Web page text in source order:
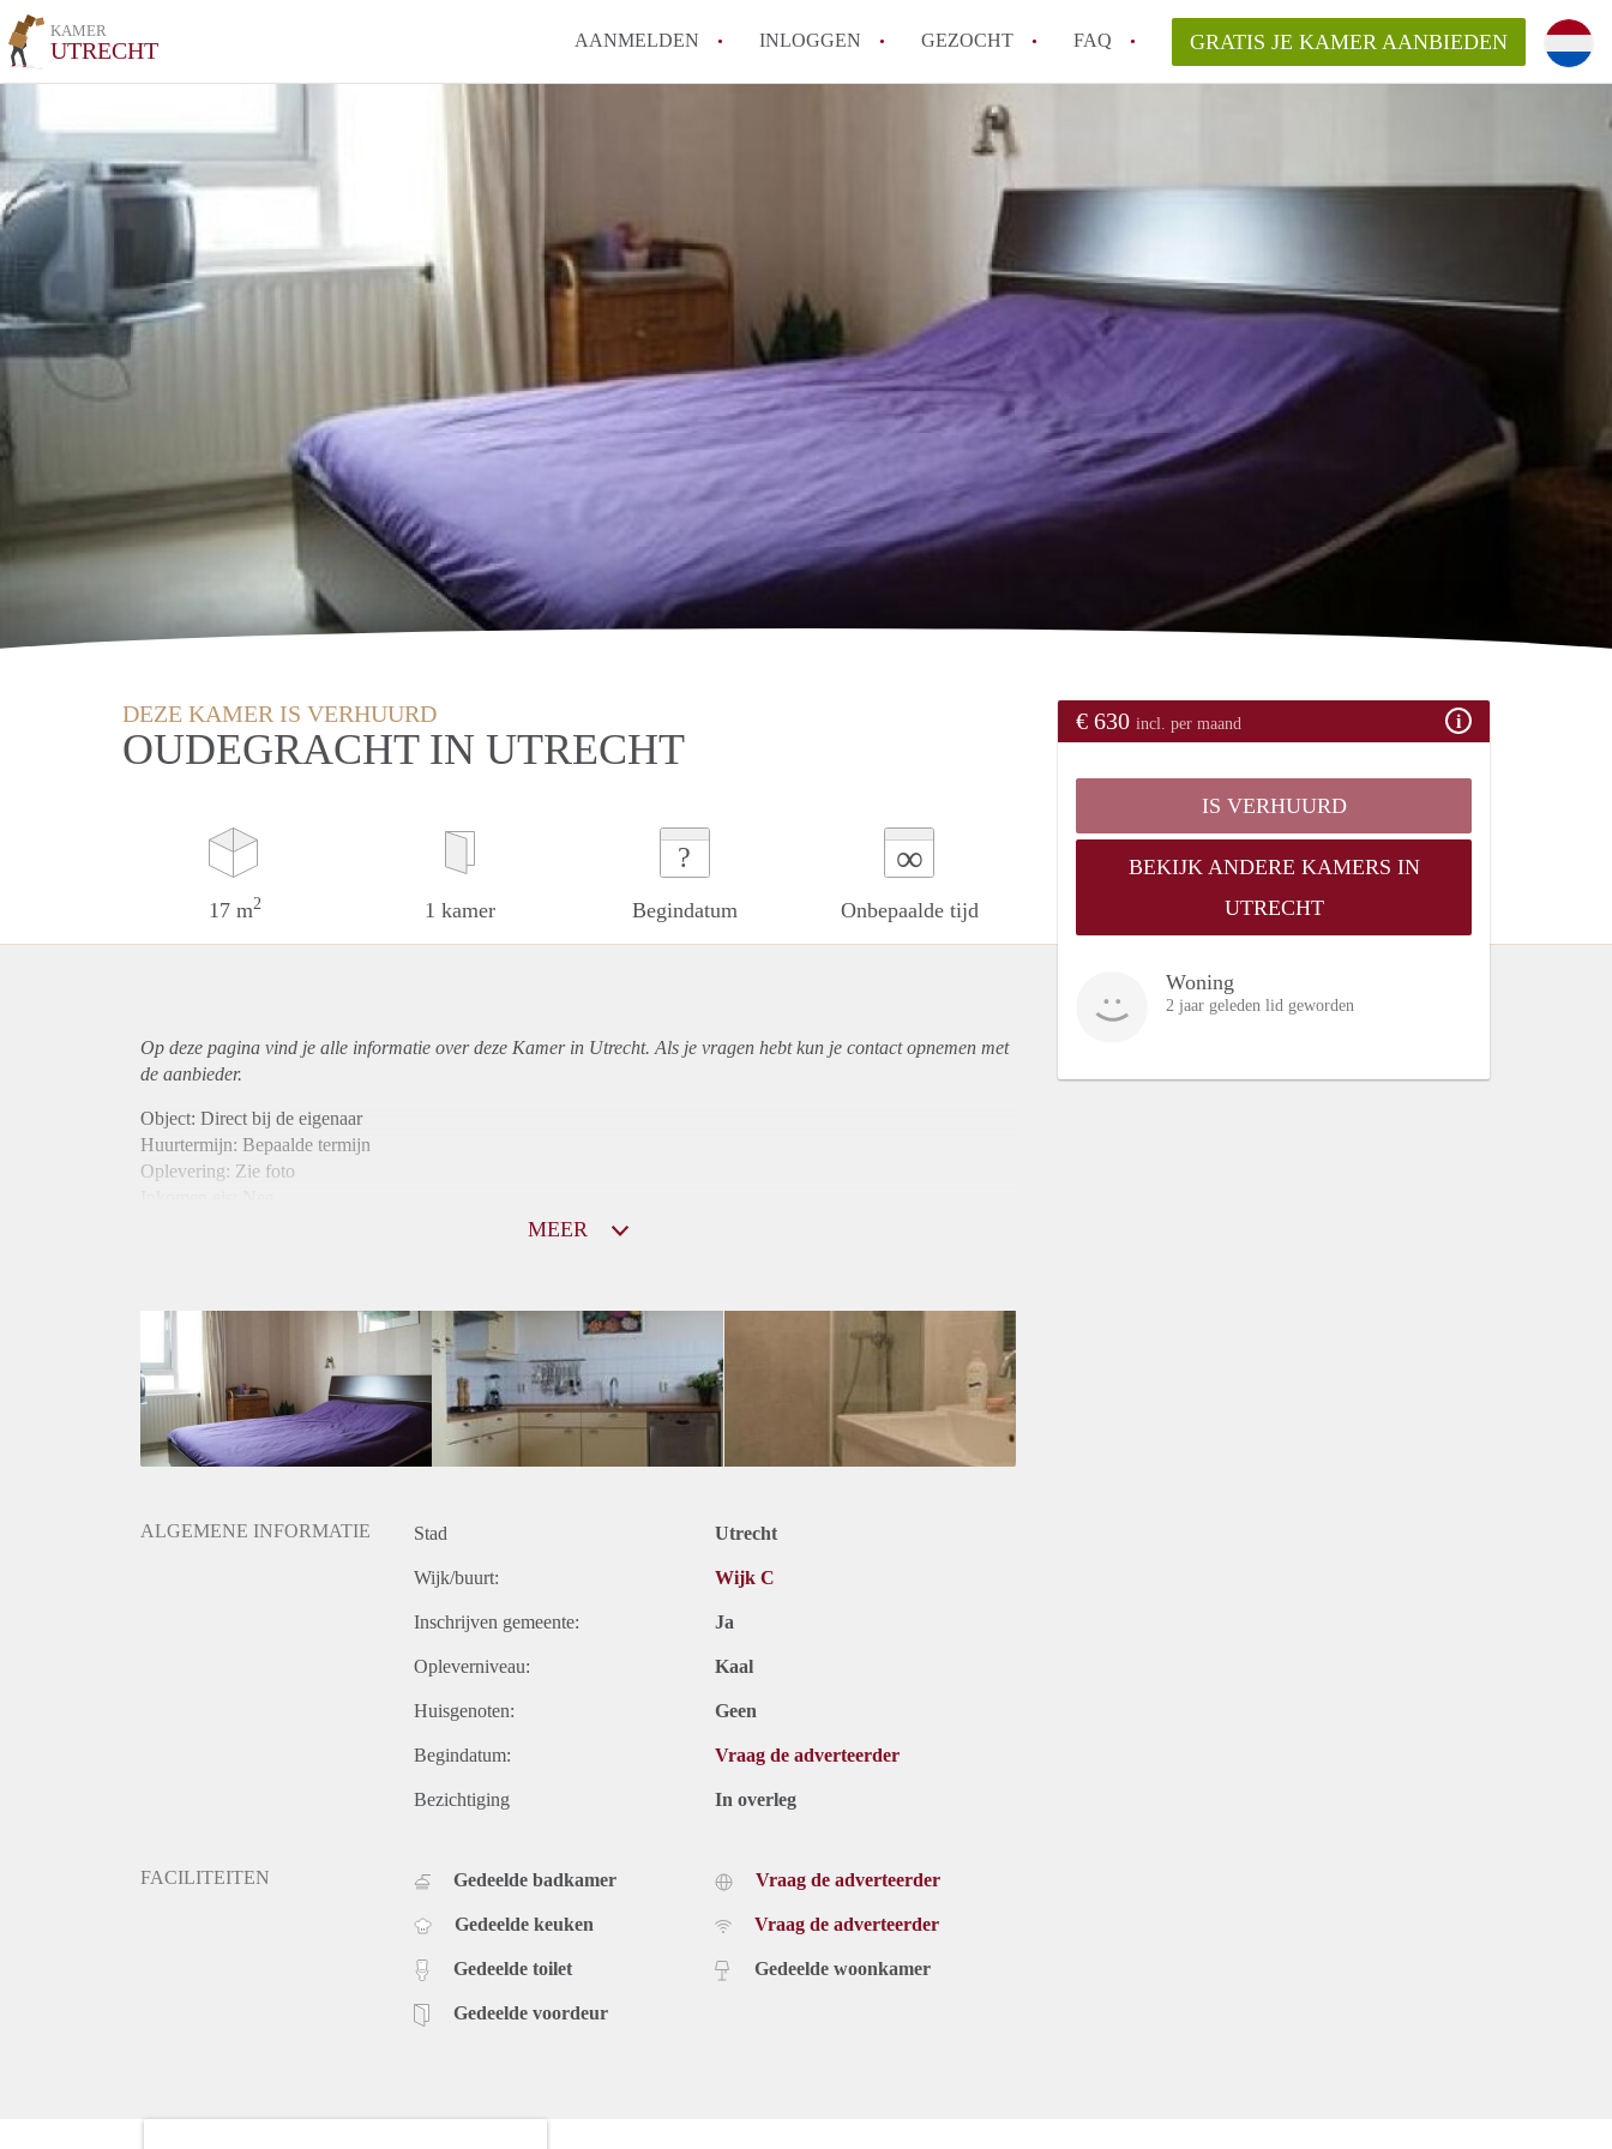
KAMER
UTRECHT AANMELDEN INLOGGEN GEZOCHT FAQ
Hoe vind ik snel een kamer in Utrecht?
Hoe moeilijk is het om een kamer te vinden in Utrecht?
Tips: om in Utrecht een kamer te vinden!
Hoe werkt Kamers Utrecht
How to translate KamersUtrecht!
Alle veelgestelde vragen
GRATIS JE KAMER AANBIEDEN
DEZE KAMER IS VERHUURD
OUDEGRACHT IN UTRECHT
17 m2 1 kamer
?
Begindatum
∞
Onbepaalde tijd
€ 630 incl. per maand
IS VERHUURD
BEKIJK ANDERE KAMERS IN
UTRECHT
Woning
2 jaar geleden lid geworden
Op deze pagina vind je alle informatie over deze Kamer in Utrecht. Als je vragen hebt kun je contact opnemen met
de aanbieder.
Object: Direct bij de eigenaar
Huurtermijn: Bepaalde termijn
Oplevering: Zie foto
Gedeelde Douche: Ja
Gedeelde woonkamer: Ja
Huisgenoten: Ja
MEER
ALGEMENE INFORMATIE Stad Utrecht
Wijk/buurt: Wijk C
Inschrijven gemeente: Ja
Opleverniveau: Kaal
Huisgenoten: Geen
Begindatum: Vraag de adverteerder
Bezichtiging In overleg
FACILITEITEN Gedeelde badkamer
Gedeelde keuken
Gedeelde toilet
Gedeelde voordeur
Vraag de adverteerder
Vraag de adverteerder
Gedeelde woonkamer